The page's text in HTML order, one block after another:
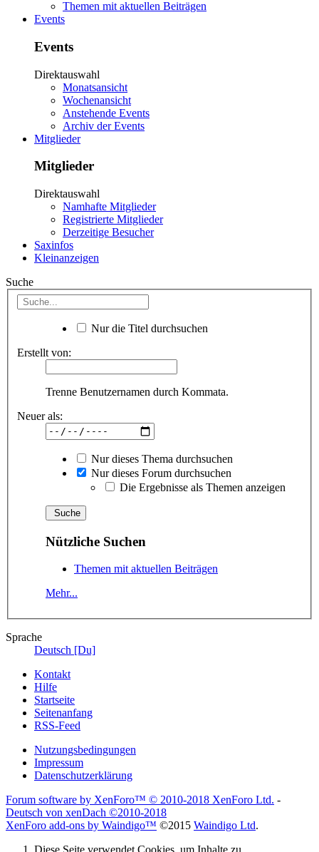
Themen mit aktuellen Beiträgen
Events
Events
Direktauswahl
Monatsansicht
Wochenansicht
Anstehende Events
Archiv der Events
Mitglieder
Mitglieder
Direktauswahl
Namhafte Mitglieder
Registrierte Mitglieder
Derzeitige Besucher
Saxinfos
Kleinanzeigen
Suche
Nur die Titel durchsuchen
Erstellt von:
Trenne Benutzernamen durch Kommata.
Neuer als:
Nur dieses Thema durchsuchen
Nur dieses Forum durchsuchen
Die Ergebnisse als Themen anzeigen
Nützliche Suchen
Themen mit aktuellen Beiträgen
Mehr...
Sprache
Deutsch [Du]
Kontakt
Hilfe
Startseite
Seitenanfang
RSS-Feed
Nutzungsbedingungen
Impressum
Datenschutzerklärung
Forum software by XenForo™ © 2010-2018 XenForo Ltd. -
Deutsch von xenDach ©2010-2018
XenForo add-ons by Waindigo™ ©2015 Waindigo Ltd.